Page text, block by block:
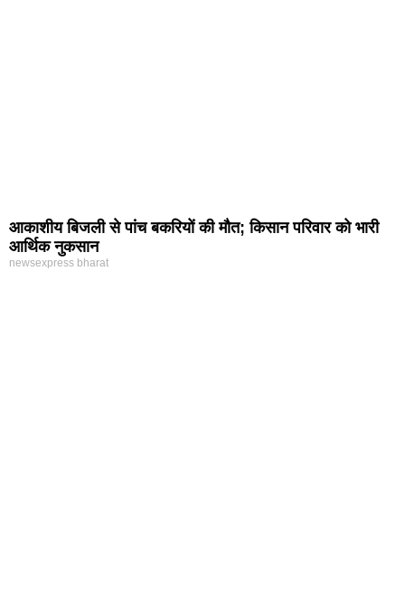
आकाशीय बिजली से पांच बकरियों की मौत; किसान परिवार को भारी
आर्थिक नुकसान
newsexpress bharat